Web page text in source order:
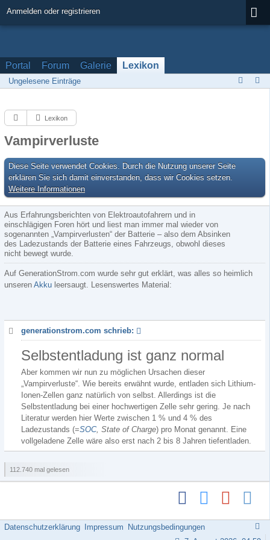
Anmelden oder registrieren
Portal Forum Galerie Lexikon
Ungelesene Einträge
Lexikon
Vampirverluste
Diese Seite verwendet Cookies. Durch die Nutzung unserer Seite
erklären Sie sich damit einverstanden, dass wir Cookies setzen.
Weitere Informationen
Aus Erfahrungsberichten von Elektroautofahrern und in
einschlägigen Foren hört und liest man immer mal wieder von
sogenannten „Vampirverlusten“ der Batterie – also dem Absinken
des Ladezustands der Batterie eines Fahrzeugs, obwohl dieses
nicht bewegt wurde.
Auf GenerationStrom.com wurde sehr gut erklärt, was alles so heimlich
unseren Akku leersaugt. Lesenswertes Material:
generationstrom.com schrieb:
Selbstentladung ist ganz normal
Aber kommen wir nun zu möglichen Ursachen dieser
„Vampirverluste“. Wie bereits erwähnt wurde, entladen sich Lithium-
Ionen-Zellen ganz natürlich von selbst. Allerdings ist die
Selbstentladung bei einer hochwertigen Zelle sehr gering. Je nach
Literatur werden hier Werte zwischen 1 % und 4 % des
Ladezustands (=SOC, State of Charge) pro Monat genannt. Eine
vollgeladene Zelle wäre also erst nach 2 bis 8 Jahren tiefentladen.
112.740 mal gelesen
Datenschutzerklärung Impressum
Nutzungsbedingungen